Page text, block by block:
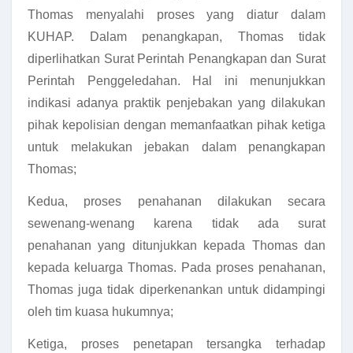
Thomas menyalahi proses yang diatur dalam
KUHAP. Dalam penangkapan, Thomas tidak
diperlihatkan Surat Perintah Penangkapan dan Surat
Perintah Penggeledahan. Hal ini menunjukkan
indikasi adanya praktik penjebakan yang dilakukan
pihak kepolisian dengan memanfaatkan pihak ketiga
untuk melakukan jebakan dalam penangkapan
Thomas;
Kedua, proses penahanan dilakukan secara
sewenang-wenang karena tidak ada surat
penahanan yang ditunjukkan kepada Thomas dan
kepada keluarga Thomas. Pada proses penahanan,
Thomas juga tidak diperkenankan untuk didampingi
oleh tim kuasa hukumnya;
Ketiga, proses penetapan tersangka terhadap